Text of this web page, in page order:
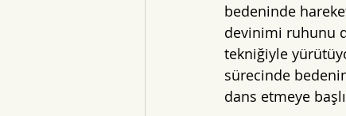
bedeninde
devinimi ruhunu
tekniğiyle
sürecinde
dans etmeye